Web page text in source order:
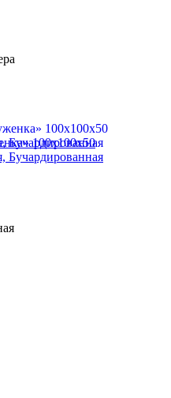
100х100x50
Бучардированная